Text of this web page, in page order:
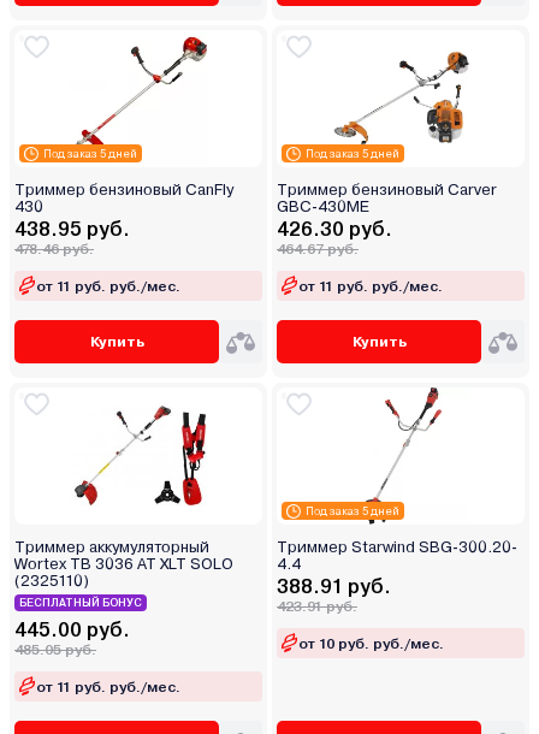
Под заказ 5 дней
Триммер бензиновый CanFly
430
438.95 руб.
478.46 руб.
от 11 руб. руб./мес.
Купить
Под заказ 5 дней
Триммер бензиновый Carver
GBC-430ME
426.30 руб.
464.67 руб.
от 11 руб. руб./мес.
Купить
Триммер аккумуляторный
Wortex TB 3036 AT XLT SOLO
(2325110)
БЕСПЛАТНЫЙ БОНУС
445.00 руб.
485.05 руб.
от 11 руб. руб./мес.
Под заказ 5 дней
Триммер Starwind SBG-300.20-
4.4
388.91 руб.
423.91 руб.
от 10 руб. руб./мес.